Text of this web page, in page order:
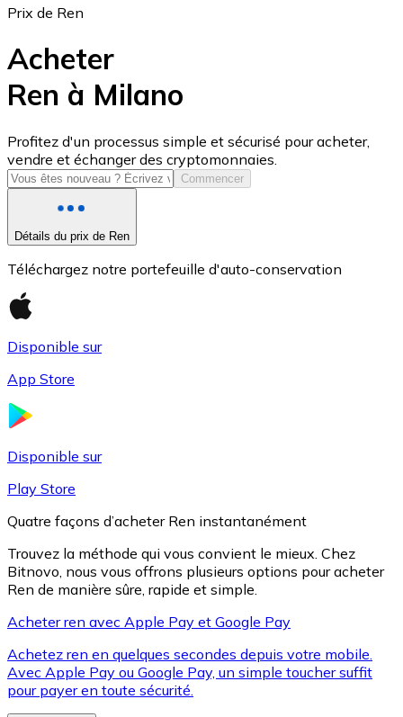
USD Coin
USDC
XRP
XRP
Prix de Ren
Acheter
Ren à Milano
Profitez d'un processus simple et sécurisé pour acheter,
vendre et échanger des cryptomonnaies.
Commencer
Détails du prix de Ren
Téléchargez notre portefeuille d'auto-conservation
Disponible sur
App Store
Disponible sur
Play Store
Quatre façons d’acheter Ren instantanément
Trouvez la méthode qui vous convient le mieux. Chez
Bitnovo, nous vous offrons plusieurs options pour acheter
Ren de manière sûre, rapide et simple.
Acheter ren avec Apple Pay et Google Pay
Achetez ren en quelques secondes depuis votre mobile.
Avec Apple Pay ou Google Pay, un simple toucher suffit
pour payer en toute sécurité.